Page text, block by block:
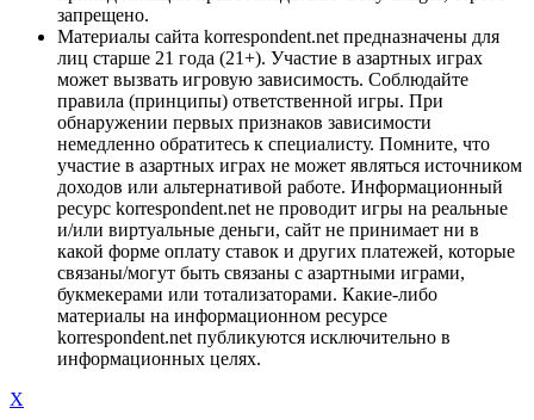
запрещено.
Материалы сайта korrespondent.net предназначены для
лиц старше 21 года (21+). Участие в азартных играх
может вызвать игровую зависимость. Соблюдайте
правила (принципы) ответственной игры. При
обнаружении первых признаков зависимости
немедленно обратитесь к специалисту. Помните, что
участие в азартных играх не может являться источником
доходов или альтернативой работе. Информационный
ресурс korrespondent.net не проводит игры на реальные
и/или виртуальные деньги, сайт не принимает ни в
какой форме оплату ставок и других платежей, которые
связаны/могут быть связаны с азартными играми,
букмекерами или тотализаторами. Какие-либо
материалы на информационном ресурсе
korrespondent.net публикуются исключительно в
информационных целях.
X